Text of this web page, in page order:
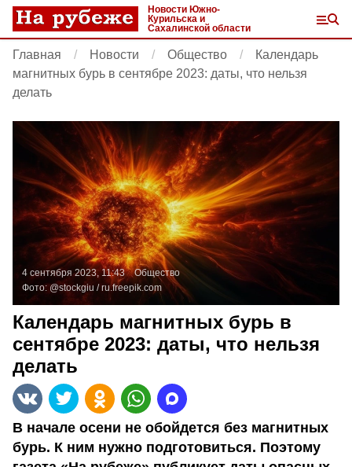
Новости Южно-
Курильска и
Сахалинской области
Главная Новости Общество
Календарь
магнитных бурь в сентябре 2023: даты, что нельзя
делать
4 сентября 2023, 11:43
Общество
Фото: @stockgiu /ru.freepik.com
Календарь магнитных бурь в
сентябре 2023: даты, что нельзя
делать
В начале осени не обойдется без магнитных
бурь. К ним нужно подготовиться. Поэтому